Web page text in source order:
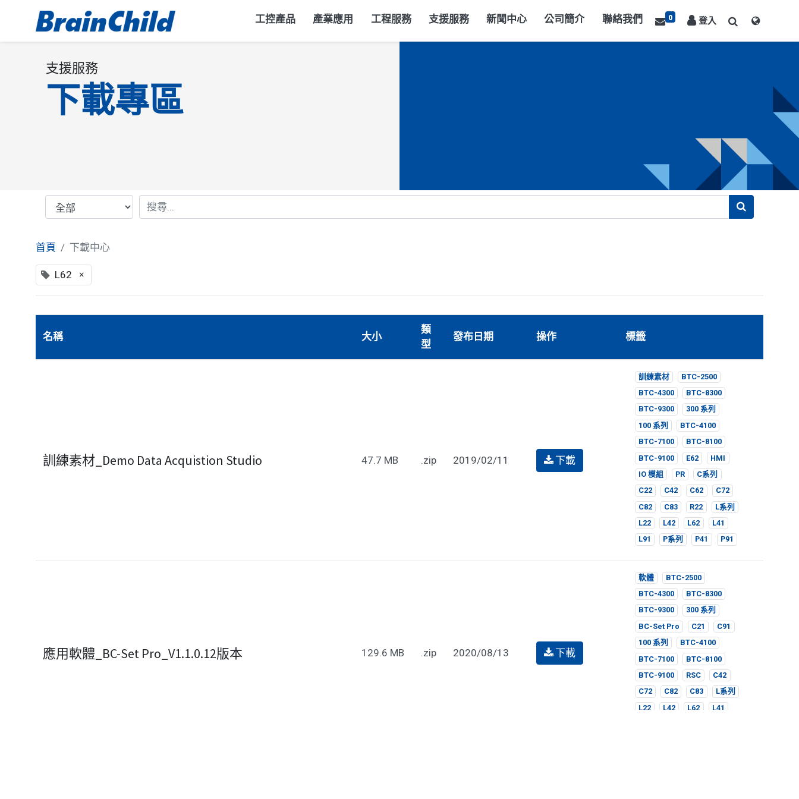
工控產品 產業應用 工程服務 支援服務 新聞中心 公司簡介 聯絡我們 0 登入
支援服務
下載專區
首頁 下載中心
L62 ×
名稱 大小
類
型
發布日期 操作 標籤
訓練素材_Demo Data Acquistion Studio 47.7 MB .zip 2019/02/11 下載
訓練素材
BTC-2500
BTC-4300
BTC-8300
BTC-9300
300 系列
100 系列
BTC-4100
BTC-7100
BTC-8100
BTC-9100
E62
HMI
IO 模組
PR
C系列
C22
C42 C62
C72
C82
C83 R22
L系列
L22
L42 L62
L41
L91
P系列 P41 P91
應用軟體_BC-Set Pro_V1.1.0.12版本 129.6 MB .zip 2020/08/13 下載
軟體
BTC-2500
BTC-4300
BTC-8300
BTC-9300
300 系列
BC-Set Pro
C21
C91
100 系列
BTC-4100
BTC-7100
BTC-8100
BTC-9100
RSC
C42
C72
C82 C83
L系列
L22
L42 L62
L41